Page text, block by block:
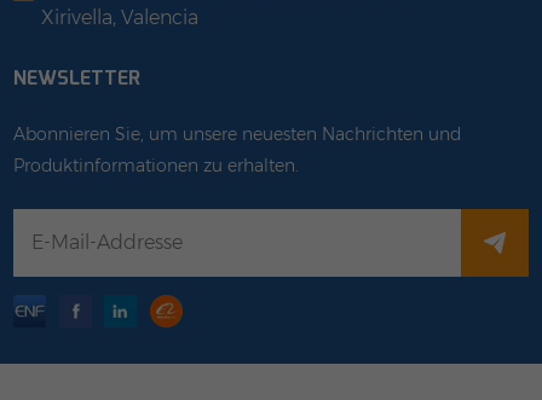
Xirivella, Valencia
NEWSLETTER
Abonnieren Sie, um unsere neuesten Nachrichten und
Produktinformationen zu erhalten.